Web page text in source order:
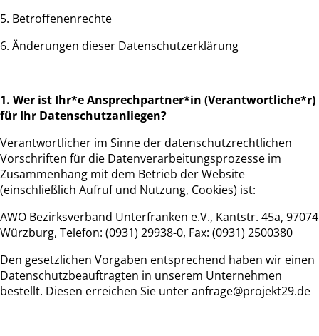
5. Betroffenenrechte
6. Änderungen dieser Datenschutzerklärung
1. Wer ist Ihr*e Ansprechpartner*in (Verantwortliche*r)
für Ihr Datenschutzanliegen?
Verantwortlicher im Sinne der datenschutzrechtlichen
Vorschriften für die Datenverarbeitungsprozesse im
Zusammenhang mit dem Betrieb der Website
(einschließlich Aufruf und Nutzung, Cookies) ist:
AWO Bezirksverband Unterfranken e.V., Kantstr. 45a, 97074
Würzburg, Telefon: (0931) 29938-0, Fax: (0931) 2500380
Den gesetzlichen Vorgaben entsprechend haben wir einen
Datenschutzbeauftragten in unserem Unternehmen
bestellt. Diesen erreichen Sie unter anfrage@projekt29.de